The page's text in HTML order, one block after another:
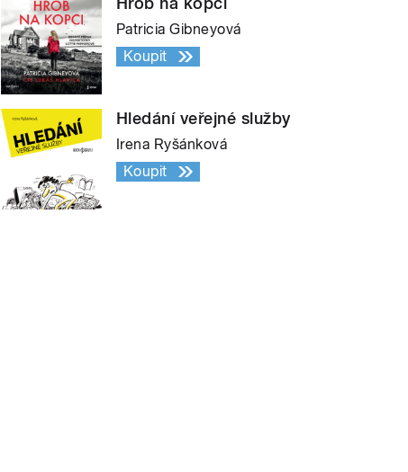
Patricia Gibneyová
Koupit
Hledání veřejné služby
Irena Ryšánková
Koupit